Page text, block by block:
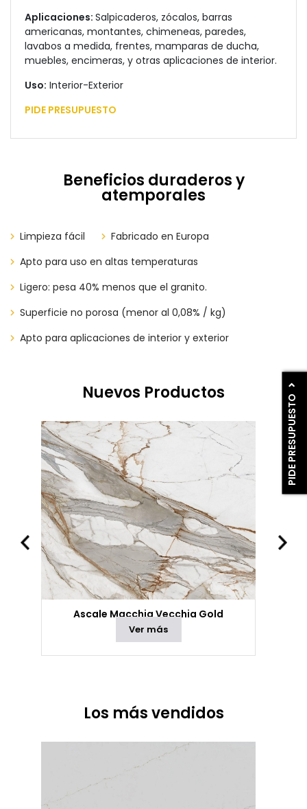
PIDE PRESUPUESTO
Aplicaciones: Salpicaderos, zócalos, barras
americanas, montantes, chimeneas, paredes,
lavabos a medida, frentes, mamparas de ducha,
muebles, encimeras, y otras aplicaciones de interior.
Uso: Interior-Exterior
PIDE PRESUPUESTO
Beneficios duraderos y
atemporales
Limpieza fácil
​​​​Fabricado en Europa
Apto para uso en altas temperaturas
Ligero: pesa 40% menos que el granito.
Superficie no porosa (menor al 0,08% / kg)
Apto para aplicaciones de interior y exterior
Nuevos Productos
Ascale Macchia Vecchia Gold
Ver más
Los más vendidos